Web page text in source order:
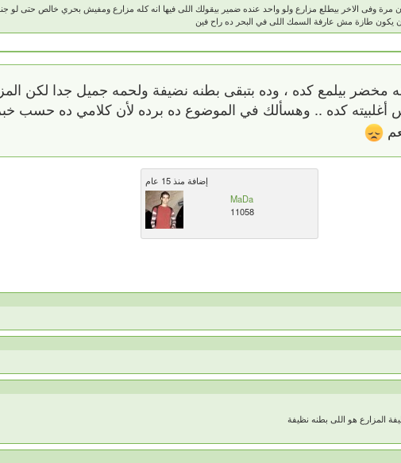
مرة وفى الاخر بيطلع مزارع ولو واحد عنده ضمير بيقولك اللى فيها انه كله مزارع ومفيش بحري خالص حتى لو
طازة مش عارفة السمك اللى في البحر ده راح فين
مخضر بيلمع كده ، وده بتبقى بطنه نضيفة ولحمه جميل جدا لكن
أغلبيته كده .. وهسألك في الموضوع ده برده لأن كلامي ده حسب
إضافة منذ 15 عام
MaDa
11058
المزارع هو اللى بطنه نظيفة